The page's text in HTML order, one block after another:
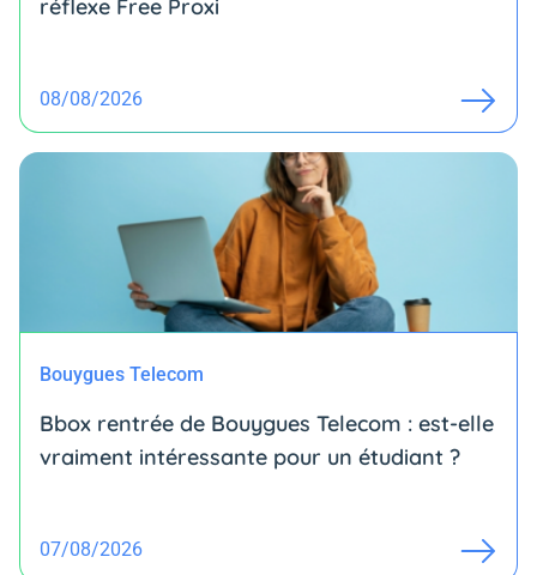
réflexe Free Proxi
08/08/2026
Bouygues Telecom
Bbox rentrée de Bouygues Telecom : est-elle
vraiment intéressante pour un étudiant ?
07/08/2026